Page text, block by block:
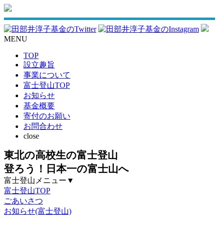
MENU
TOP
設立趣旨
事業について
富士登山TOP
お知らせ
基金概要
寄付のお願い
お問合わせ
close
東北の高校生の富士登山
登ろう！日本一の富士山へ
富士登山メニュー ▼
富士登山TOP
ごあいさつ
お知らせ(富士登山)